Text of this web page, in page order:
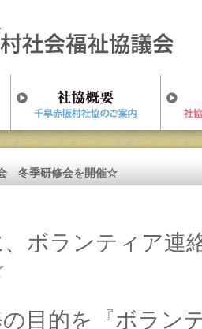
冬季研修会を開催☆
ボランティア連
目的を『ボラン